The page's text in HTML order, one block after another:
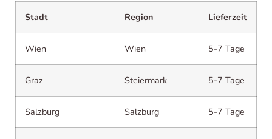
Stadt Region Lieferzeit
Wien Wien 5-7 Tage
Graz Steiermark 5-7 Tage
Salzburg Salzburg 5-7 Tage